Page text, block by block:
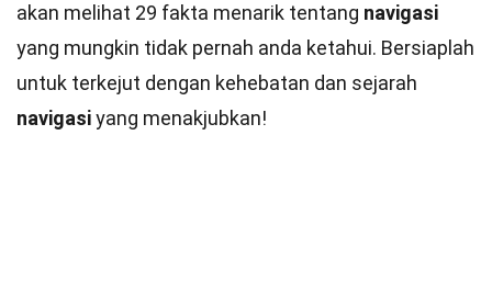
akan melihat 29 fakta menarik tentang navigasi
yang mungkin tidak pernah anda ketahui. Bersiaplah
untuk terkejut dengan kehebatan dan sejarah
navigasiyang menakjubkan!